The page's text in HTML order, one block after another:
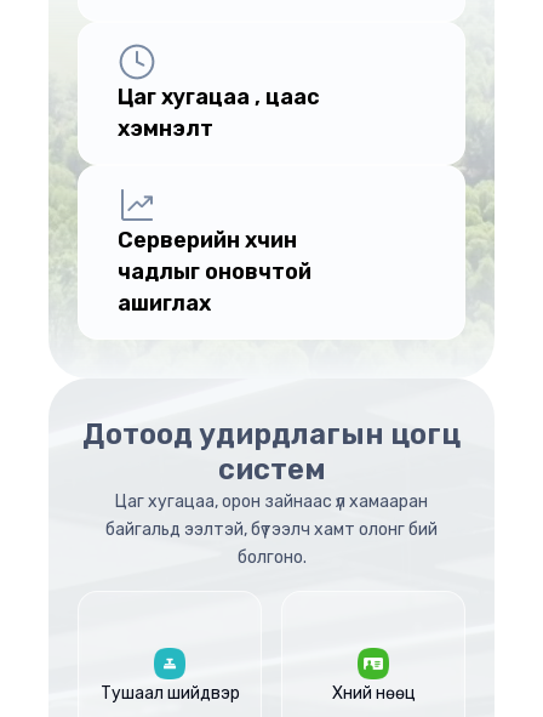
Цаг хугацаа , цаас
хэмнэлт
Серверийн хүчин
чадлыг оновчтой
ашиглах
Дотоод удирдлагын цогц
систем
Цаг хугацаа, орон зайнаас үл хамааран
байгальд ээлтэй, бүтээлч хамт олонг бий
болгоно.
Тушаал шийдвэр Хүний нөөц